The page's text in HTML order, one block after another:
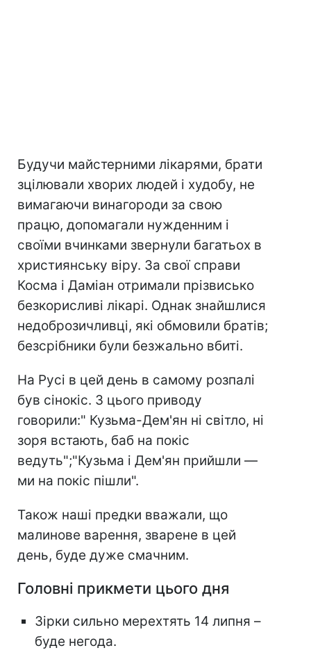
Будучи майстерними лікарями, брати
зцілювали хворих людей і худобу, не
вимагаючи винагороди за свою
працю, допомагали нужденним і
своїми вчинками звернули багатьох в
християнську віру. За свої справи
Косма і Даміан отримали прізвисько
безкорисливі лікарі. Однак знайшлися
недоброзичливці, які обмовили братів;
безсрібники були безжально вбиті.
На Русі в цей день в самому розпалі
був сінокіс. З цього приводу
говорили:" Кузьма-Дем'ян ні світло, ні
зоря встають, баб на покіс
ведуть";"Кузьма і Дем'ян прийшли —
ми на покіс пішли".
Також наші предки вважали, що
малинове варення, зварене в цей
день, буде дуже смачним.
Головні прикмети цього дня
Зірки сильно мерехтять 14 липня –
буде негода.